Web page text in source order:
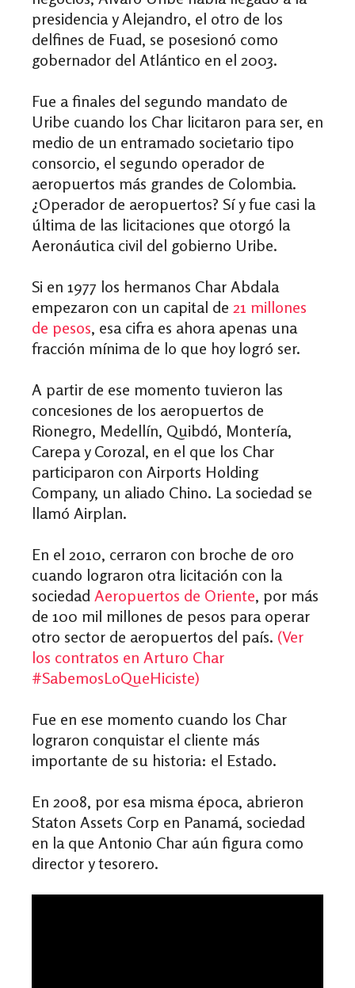
presidencia y Alejandro, el otro de los
delfines de Fuad, se posesionó como
gobernador del Atlántico en el 2003.
Fue a finales del segundo mandato de
Uribe cuando los Char licitaron para ser, en
medio de un entramado societario tipo
consorcio, el segundo operador de
aeropuertos más grandes de Colombia.
¿Operador de aeropuertos? Sí y fue casi la
última de las licitaciones que otorgó la
Aeronáutica civil del gobierno Uribe.
Si en 1977 los hermanos Char Abdala
empezaron con un capital de 21 millones
de pesos, esa cifra es ahora apenas una
fracción mínima de lo que hoy logró ser.
A partir de ese momento tuvieron las
concesiones de los aeropuertos de
Rionegro, Medellín, Quibdó, Montería,
Carepa y Corozal, en el que los Char
participaron con Airports Holding
Company, un aliado Chino. La sociedad se
llamó Airplan.
En el 2010, cerraron con broche de oro
cuando lograron otra licitación con la
sociedad Aeropuertos de Oriente, por más
de 100 mil millones de pesos para operar
otro sector de aeropuertos del país. (Ver
los contratos en Arturo Char
#SabemosLoQueHiciste)
Fue en ese momento cuando los Char
lograron conquistar el cliente más
importante de su historia: el Estado.
En 2008, por esa misma época, abrieron
Staton Assets Corp en Panamá, sociedad
en la que Antonio Char aún figura como
director y tesorero.